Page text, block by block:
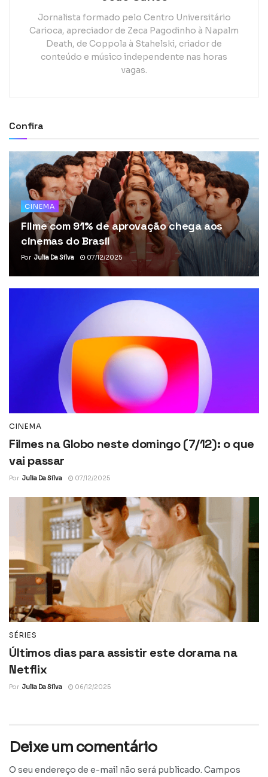
Jornalista formado pelo Centro Universitário
Carioca, apreciador de Zeca Pagodinho à Napalm
Death, de Coppola à Stahelski, criador de
conteúdo e músico independente nas horas
vagas.
Confira
CINEMA
Filme com 91% de aprovação chega aos
cinemas do Brasil
Por Julia Da Silva 07/12/2025
CINEMA
Filmes na Globo neste domingo (7/12): o que
vai passar
Por Julia Da Silva 07/12/2025
SÉRIES
Últimos dias para assistir este dorama na
Netflix
Por Julia Da Silva 06/12/2025
Deixe um comentário
O seu endereço de e-mail não será publicado. Campos